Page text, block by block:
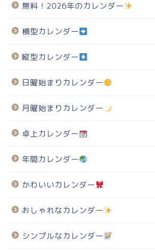
無料！2026年のカレンダー
横型カレンダー
縦型カレンダー
日曜始まりカレンダー
月曜始まりカレンダー
卓上カレンダー
年間カレンダー
かわいいカレンダー
おしゃれなカレンダー
シンプルなカレンダー